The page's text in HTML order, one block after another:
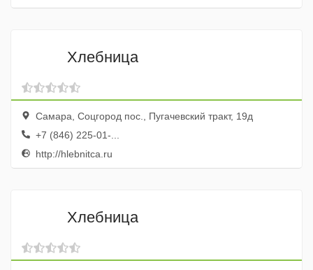
Хлебница
Самара, Соцгород пос., Пугачевский тракт, 19д
+7 (846) 225-01-...
http://hlebnitca.ru
Хлебница